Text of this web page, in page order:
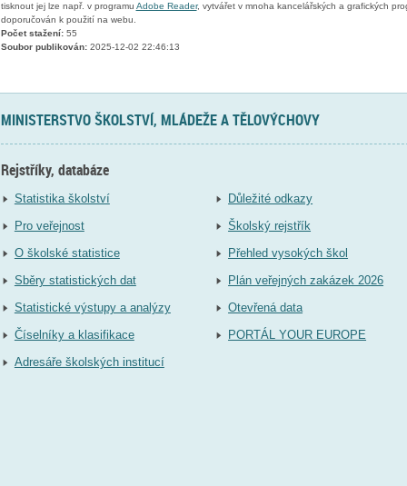
tisknout jej lze např. v programu Adobe Reader, vytvářet v mnoha kancelářských a grafických
doporučován k použití na webu.
Počet stažení:55
Soubor publikován:2025-12-02 22:46:13
MINISTERSTVO ŠKOLSTVÍ, MLÁDEŽE A TĚLOVÝCHOVY
Rejstříky, databáze
Statistika školství
Pro veřejnost
O školské statistice
Sběry statistických dat
Statistické výstupy a analýzy
Číselníky a klasifikace
Adresáře školských institucí
Důležité odkazy
Školský rejstřík
Přehled vysokých škol
Plán veřejných zakázek 2026
Otevřená data
PORTÁL YOUR EUROPE